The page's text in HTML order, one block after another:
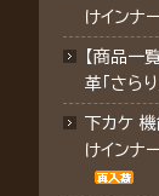
けインナ
【商品一
革「さらり
下カケ
けインナ